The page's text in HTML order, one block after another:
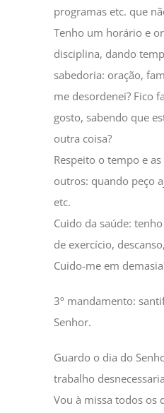
programas etc. que
Tenho um horário e
disciplina, dando
sabedoria: oração,
me desordenei? Fico
gosto, sabendo que
outra coisa?
Respeito o tempo e
outros: quando peço
etc.
Cuido da saúde:
de exercício,
Cuido-me em
3º mandamento:
Senhor.
Guardo o dia do
trabalho
Vou à missa todos os